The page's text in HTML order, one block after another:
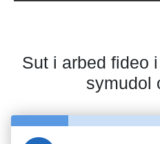
Sut i arbed fideo
symudol